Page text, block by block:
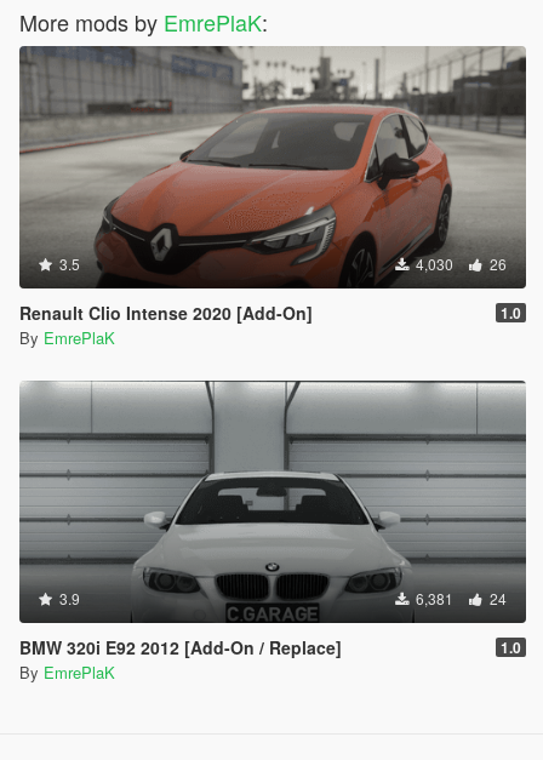
More mods by EmrePlaK:
3.5 4,030 26
Renault Clio Intense 2020 [Add-On] 1.0
By EmrePlaK
3.9 6,381 24
BMW 320i E92 2012 [Add-On / Replace] 1.0
By EmrePlaK